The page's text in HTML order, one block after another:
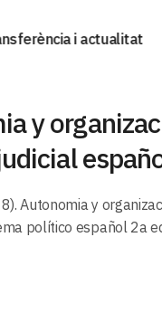
i actualitat
y
Autonomia y
político español 2a